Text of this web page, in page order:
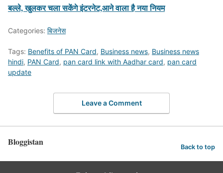
बल्ले, खुलकर चला सकेंगे इंटरनेट,आने वाला है नया नियम
Categories: बिजनेस
Tags: Benefits of PAN Card, Business news, Business news
hindi, PAN Card, pan card link with Aadhar card, pan card
update
Leave a Comment
Bloggistan Back to top